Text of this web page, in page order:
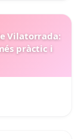
Vilatorrada:
pràctic i